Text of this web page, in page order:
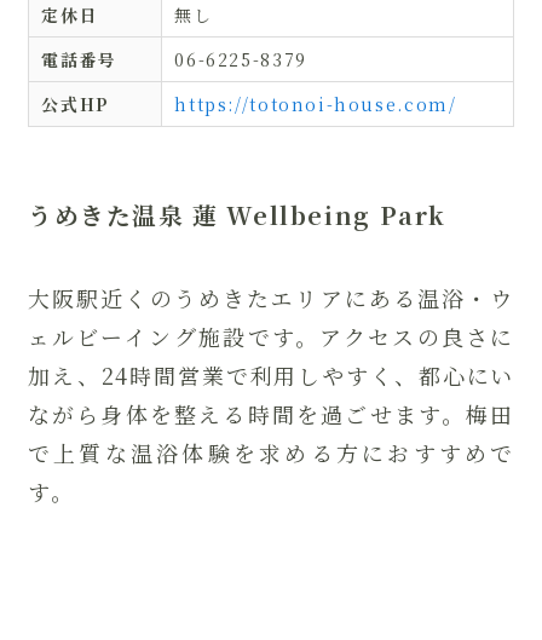
定休日
無し
電話番号
06-6225-8379
公式HP
https://totonoi-house.com/
うめきた温泉 蓮 Wellbeing Park
大阪駅近くのうめきたエリアにある温浴・ウ
ェルビーイング施設です。アクセスの良さに
加え、24時間営業で利用しやすく、都心にい
ながら身体を整える時間を過ごせます。梅田
で上質な温浴体験を求める方におすすめで
す。